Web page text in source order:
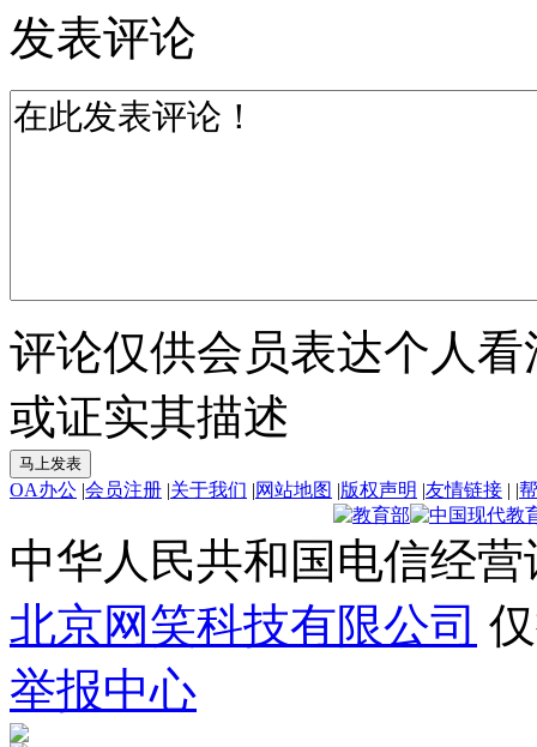
发表评论
评论仅供会员表达个人
或证实其描述
OA办公 |会员注册 |关于我们 |网站地图 |版权声明 |友情链接 | |
中华人民共和国电信经营
北京网笑科技有限公司
举报中心